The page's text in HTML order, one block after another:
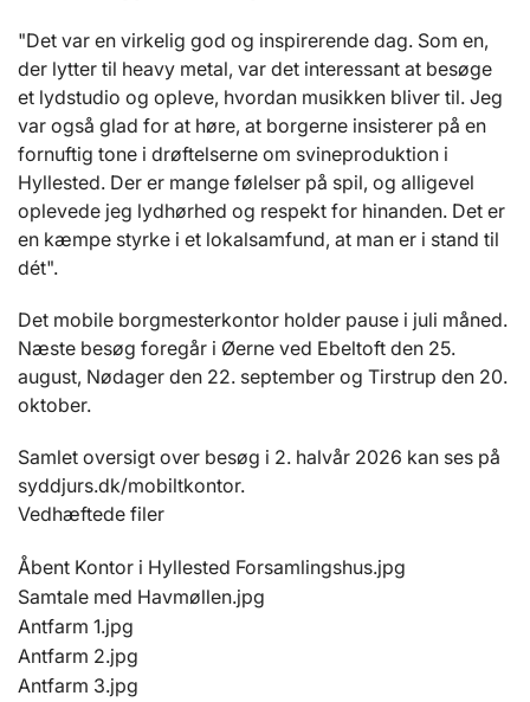
"Det var en virkelig god og inspirerende dag. Som en,
der lytter til heavy metal, var det interessant at besøge
et lydstudio og opleve, hvordan musikken bliver til. Jeg
var også glad for at høre, at borgerne insisterer på en
fornuftig tone i drøftelserne om svineproduktion i
Hyllested. Der er mange følelser på spil, og alligevel
oplevede jeg lydhørhed og respekt for hinanden. Det er
en kæmpe styrke i et lokalsamfund, at man er i stand til
dét".
Det mobile borgmesterkontor holder pause i juli måned.
Næste besøg foregår i Øerne ved Ebeltoft den 25.
august, Nødager den 22. september og Tirstrup den 20.
oktober.
Samlet oversigt over besøg i 2. halvår 2026 kan ses på
syddjurs.dk/mobiltkontor.
Vedhæftede filer
Åbent Kontor i Hyllested Forsamlingshus.jpg
Samtale med Havmøllen.jpg
Antfarm 1.jpg
Antfarm 2.jpg
Antfarm 3.jpg